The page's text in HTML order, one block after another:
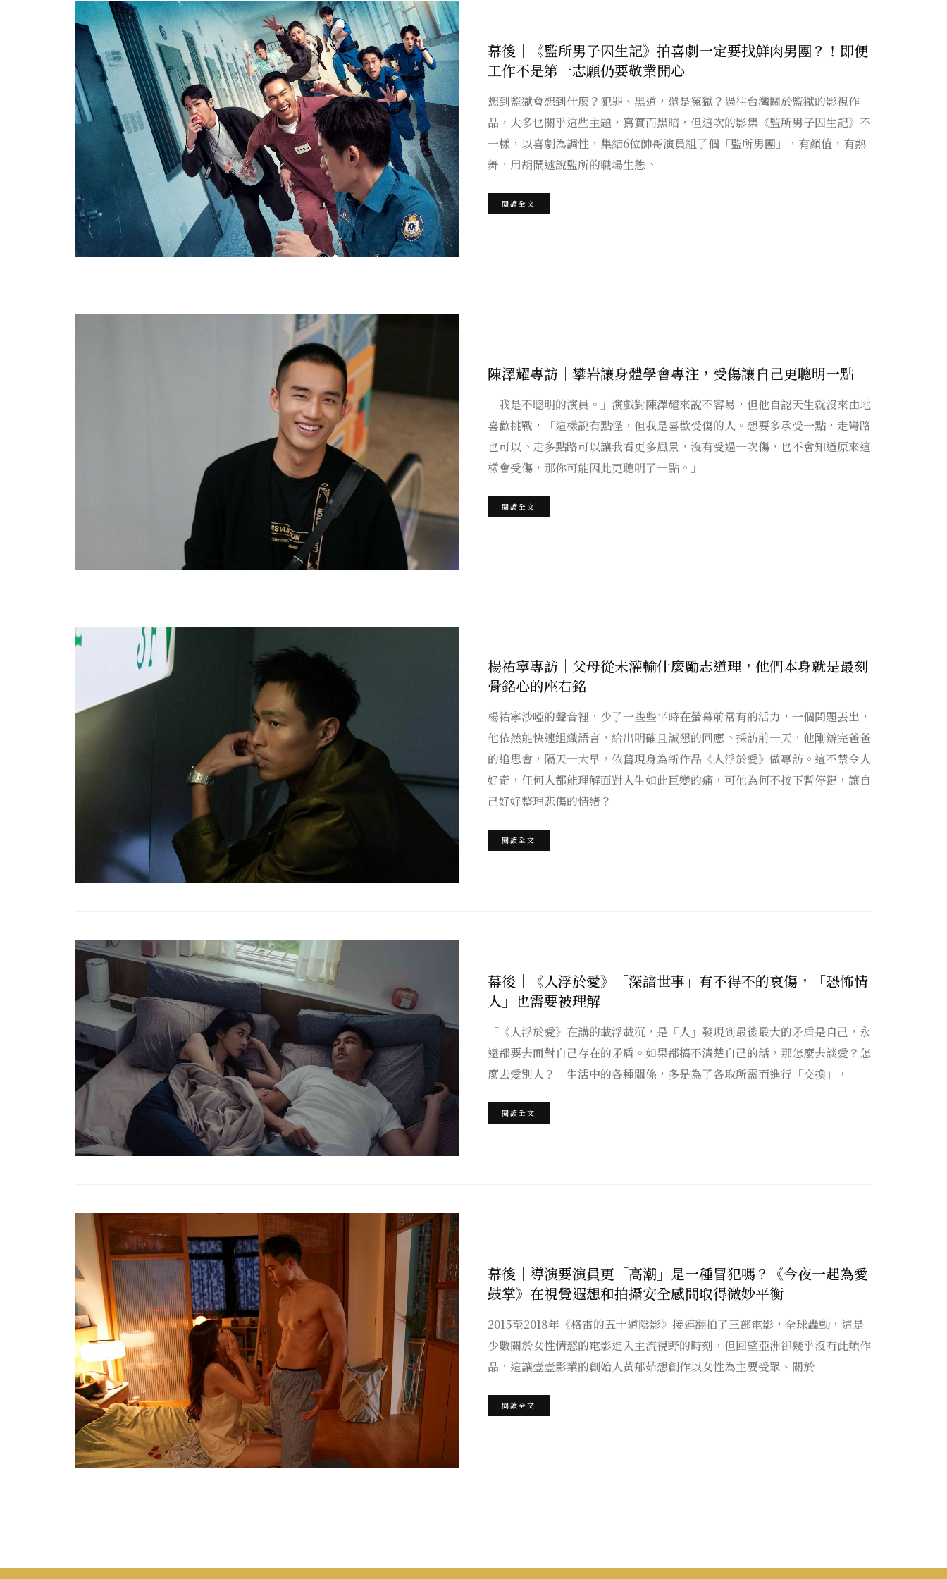
幕後｜《監所男子囚生記》拍喜劇一定要找鮮肉男團？！即便
工作不是第一志願仍要敬業開心
想到監獄會想到什麼？犯罪、黑道，還是冤獄？過往台灣關於監獄的影視作
品，大多也關乎這些主題，寫實而黑暗，但這次的影集《監所男子囚生記》不
一樣，以喜劇為調性，集結6位帥哥演員組了個「監所男團」，有顏值，有熱
舞，用胡鬧述說監所的職場生態。
閱讀全文
陳澤耀專訪｜攀岩讓身體學會專注，受傷讓自己更聰明一點
「我是不聰明的演員。」演戲對陳澤耀來說不容易，但他自認天生就沒來由地
喜歡挑戰，「這樣說有點怪，但我是喜歡受傷的人。想要多承受一點，走彎路
也可以。走多點路可以讓我看更多風景，沒有受過一次傷，也不會知道原來這
樣會受傷，那你可能因此更聰明了一點。」
閱讀全文
楊祐寧專訪｜父母從未灌輸什麼勵志道理，他們本身就是最刻
骨銘心的座右銘
楊祐寧沙啞的聲音裡，少了一些些平時在螢幕前常有的活力，一個問題丟出，
他依然能快速組織語言，給出明確且誠懇的回應。採訪前一天，他剛辦完爸爸
的追思會，隔天一大早，依舊現身為新作品《人浮於愛》做專訪。這不禁令人
好奇，任何人都能理解面對人生如此巨變的痛，可他為何不按下暫停鍵，讓自
己好好整理悲傷的情緒？
閱讀全文
幕後｜《人浮於愛》「深諳世事」有不得不的哀傷，「恐怖情
人」也需要被理解
「《人浮於愛》在講的載浮載沉，是『人』發現到最後最大的矛盾是自己，永
遠都要去面對自己存在的矛盾。如果都搞不清楚自己的話，那怎麼去談愛？怎
麼去愛別人？」生活中的各種關係，多是為了各取所需而進行「交換」，
閱讀全文
幕後｜導演要演員更「高潮」是一種冒犯嗎？《今夜一起為愛
鼓掌》在視覺遐想和拍攝安全感間取得微妙平衡
2015至2018年《格雷的五十道陰影》接連翻拍了三部電影，全球轟動，這是
少數關於女性情慾的電影進入主流視野的時刻，但回望亞洲卻幾乎沒有此類作
品，這讓壹壹影業的創始人黃郁茹想創作以女性為主要受眾、關於
閱讀全文